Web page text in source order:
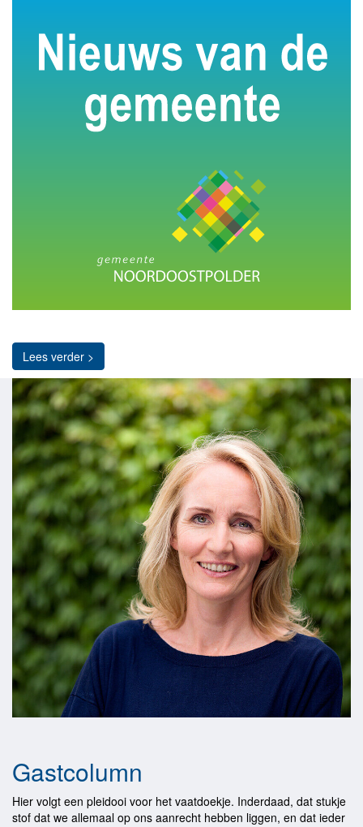
Lees verder >
Gastcolumn
Hier volgt een pleidooi voor het vaatdoekje. Inderdaad, dat stukje
stof dat we allemaal op ons aanrecht hebben liggen, en dat ieder